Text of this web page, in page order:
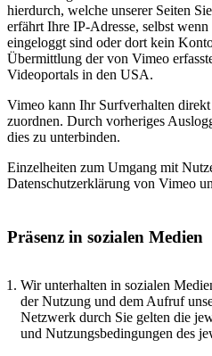
hierdurch, welche unserer Seiten
erfährt Ihre IP-Adresse, selbst
eingeloggt sind oder dort kein
Übermittlung der von Vimeo
Videoportals in den USA.
Vimeo kann Ihr Surfverhalten
zuordnen. Durch vorheriges
dies zu unterbinden.
Einzelheiten zum Umgang mit
Datenschutzerklärung von Vimeo
Präsenz in sozialen Medien
Wir unterhalten in sozialen
der Nutzung und dem Aufruf
Netzwerk durch Sie gelten die
und Nutzungsbedingungen des